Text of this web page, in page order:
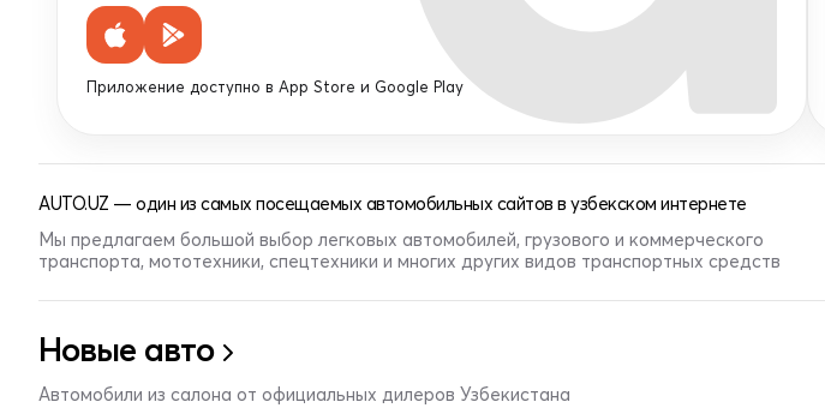
Приложение доступно в App Store и Google Play
AUTO.UZ — один из самых посещаемых автомобильных сайтов в узбекском интернете
Мы предлагаем большой выбор легковых автомобилей, грузового и коммерческого
транспорта, мототехники, спецтехники и многих других видов транспортных средств
Новые авто
Автомобили из салона от официальных дилеров Узбекистана